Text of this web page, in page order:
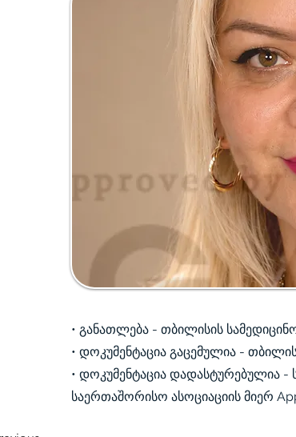
• განათლება - თბილისის
• დოკუმენტაცია გაცემულია -
• დოკუმენტაცია დადასტურებულია
საერთაშორისო ასოციაციის მიერ